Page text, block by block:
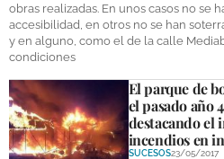
obras realizadas. En unos casos no se
accesibilidad, en otros no se han
y en alguno, como el de la calle
condiciones
El parque de
el pasado año
destacando el
incendios en
SUCESOS23/05/2017